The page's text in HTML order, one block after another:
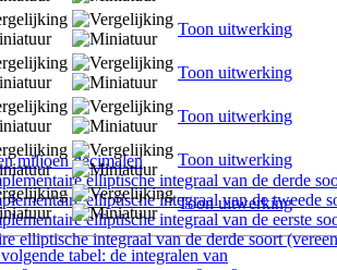
miljoen decimalen
elliptische integraal van de derde
elliptische integraal van de tweede
elliptische integraal van de eerste
elliptische integraal van de derde soort
Toon uitwerking
Toon uitwerking
Toon uitwerking
Toon uitwerking
Toon uitwerking
tabel: de integralen van